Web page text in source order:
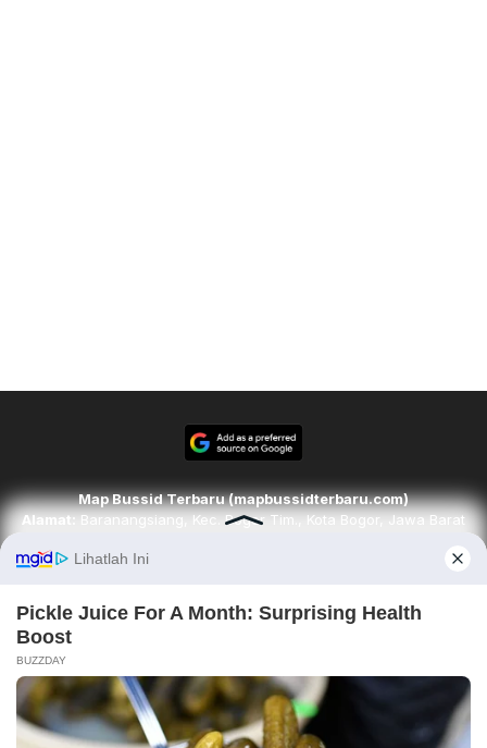
Map Bussid Terbaru (mapbussidterbaru.com)
Alamat: Baranangsiang, Kec. Bogor Tim., Kota Bogor, Jawa Barat
Email:
Ikuti kami di
Tim Redaksi Kode Etik Pedoman Media Siber
Disclaimer
Contact About